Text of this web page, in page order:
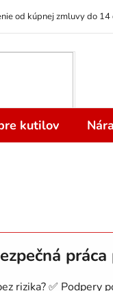
od kúpnej zmluvy do 14
kutilov
rizika? ✅